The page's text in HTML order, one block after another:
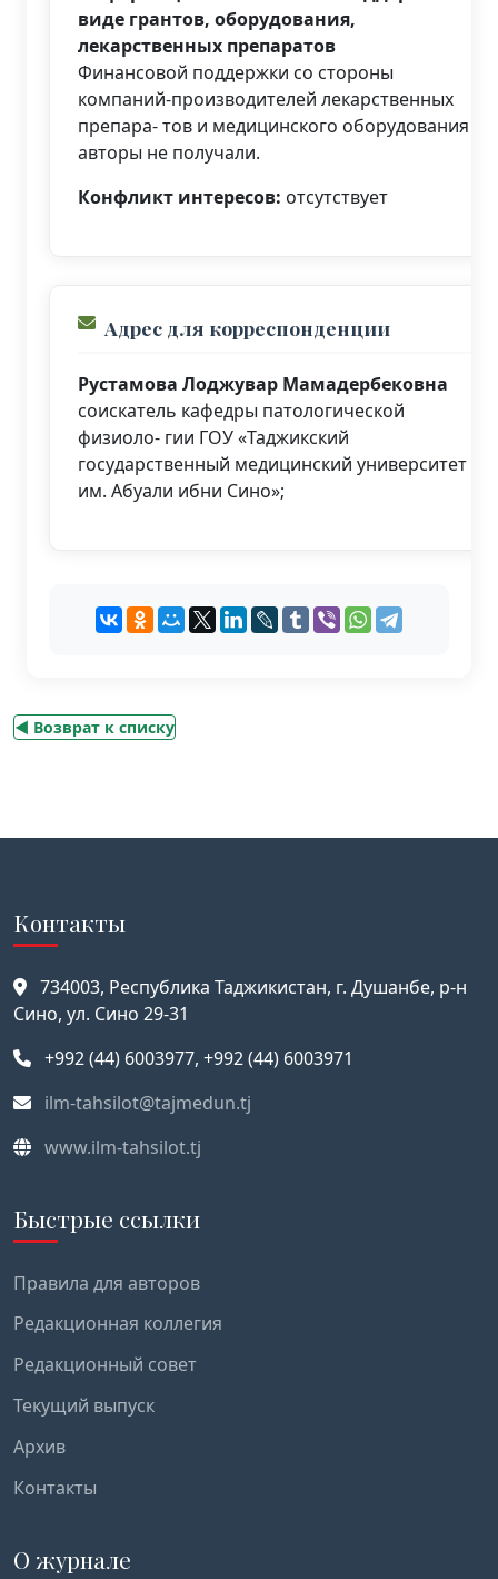
виде грантов, оборудования,
лекарственных препаратов
Финансовой поддержки со стороны
компаний-производителей лекарственных
препара- тов и медицинского оборудования
авторы не получали.
Конфликт интересов: отсутствует
Адрес для корреспонденции
Рустамова Лоджувар Мамадербековна
соискатель кафедры патологической
физиоло- гии ГОУ «Таджикский
государственный медицинский университет
им. Абуали ибни Сино»;
◄ Возврат к списку
Контакты
734003, Республика Таджикистан, г. Душанбе, р-н
Сино, ул. Сино 29-31
+992 (44) 6003977, +992 (44) 6003971
ilm-tahsilot@tajmedun.tj
www.ilm-tahsilot.tj
Быстрые ссылки
Правила для авторов
Редакционная коллегия
Редакционный совет
Текущий выпуск
Архив
Контакты
О журнале